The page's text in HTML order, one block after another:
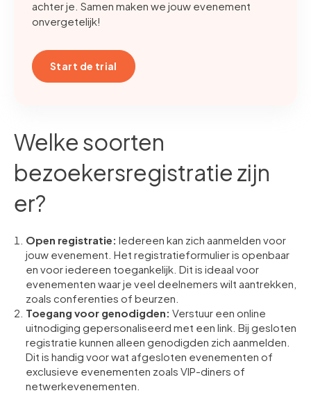
achter je. Samen maken we jouw evenement
onvergetelijk!
Start de trial
Welke soorten
bezoekersregistratie zijn
er?
Open registratie: Iedereen kan zich aanmelden voor
jouw evenement. Het registratieformulier is openbaar
en voor iedereen toegankelijk. Dit is ideaal voor
evenementen waar je veel deelnemers wilt aantrekken,
zoals conferenties of beurzen.
Toegang voor genodigden: Verstuur een online
uitnodiging gepersonaliseerd met een link. Bij gesloten
registratie kunnen alleen genodigden zich aanmelden.
Dit is handig voor wat afgesloten evenementen of
exclusieve evenementen zoals VIP-diners of
netwerkevenementen.